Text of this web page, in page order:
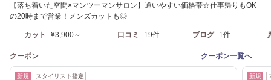
【落ち着いた空間×マンツーマンサロン】通いやすい価格帯☆仕事帰りもOK
の20時まで営業！メンズカットも◎
カット ¥3,900～ 口コミ 19件 ブログ 1件
クーポン クーポン一覧へ
新規 スタイリスト指定 新規